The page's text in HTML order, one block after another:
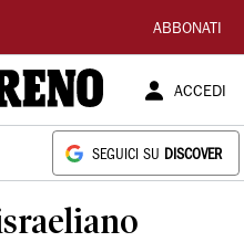
ABBONATI
ACCEDI
SEGUICI SU DISCOVER